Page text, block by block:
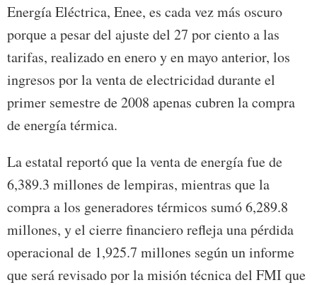
Energía Eléctrica, Enee, es cada vez más oscuro
porque a pesar del ajuste del 27 por ciento a las
tarifas, realizado en enero y en mayo anterior, los
ingresos por la venta de electricidad durante el
primer semestre de 2008 apenas cubren la compra
de energía térmica.
La estatal reportó que la venta de energía fue de
6,389.3 millones de lempiras, mientras que la
compra a los generadores térmicos sumó 6,289.8
millones, y el cierre financiero refleja una pérdida
operacional de 1,925.7 millones según un informe
que será revisado por la misión técnica del FMI que